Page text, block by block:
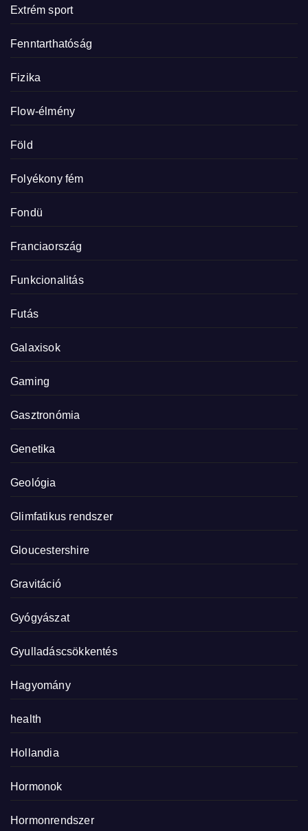
Extrém sport
Fenntarthatóság
Fizika
Flow-élmény
Föld
Folyékony fém
Fondü
Franciaország
Funkcionalitás
Futás
Galaxisok
Gaming
Gasztronómia
Genetika
Geológia
Glimfatikus rendszer
Gloucestershire
Gravitáció
Gyógyászat
Gyulladáscsökkentés
Hagyomány
health
Hollandia
Hormonok
Hormonrendszer